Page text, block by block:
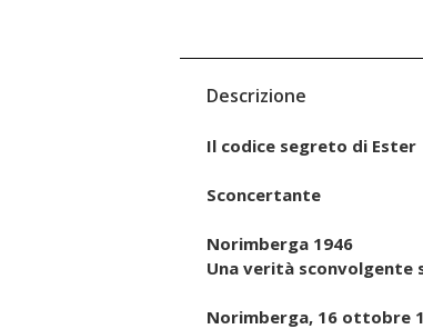
Descrizione
Il codice segreto di Ester
Sconcertante
Norimberga 1946
Una verità sconvolgente
Norimberga, 16 ottobre